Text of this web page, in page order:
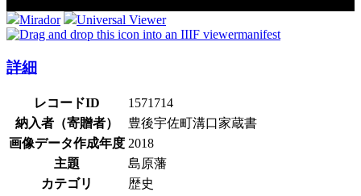
Mirador
Universal Viewer
manifest
詳細
レコードID
1571714
納入者（寄贈者）
豊後宇佐町溝口家蔵書
画像データ作成年度 2018
主題
島原藩
カテゴリ
歴史